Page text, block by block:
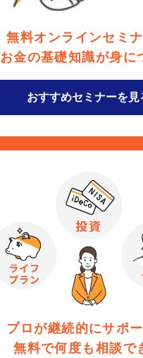
無料オンラインセミ
お金の基礎知識が身に
おすすめセミナーを見
プロが継続的にサポー
無料で何度も相談で